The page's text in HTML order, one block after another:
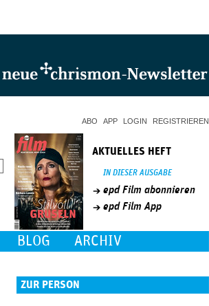
ABO APP LOGIN REGISTRIEREN
AKTUELLES HEFT
IN DIESER AUSGABE
epd Film abonnieren
epd Film App
BLOG ARCHIV
ZUR PERSON